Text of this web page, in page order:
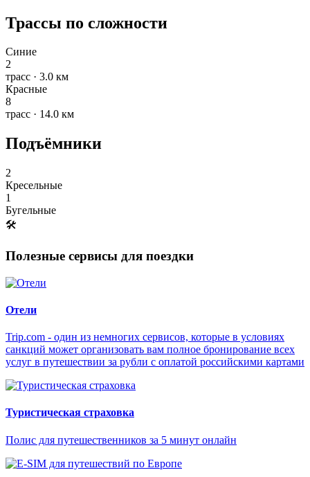
Трассы по сложности
Синие
2
трасс · 3.0 км
Красные
8
трасс · 14.0 км
Подъёмники
2
Кресельные
1
Бугельные
🛠
Полезные сервисы для поездки
Отели
Trip.com - один из немногих сервисов, которые в условиях
санкций может организовать вам полное бронирование всех
услуг в путешествии за рубли с оплатой российскими картами
Туристическая страховка
Полис для путешественников за 5 минут онлайн